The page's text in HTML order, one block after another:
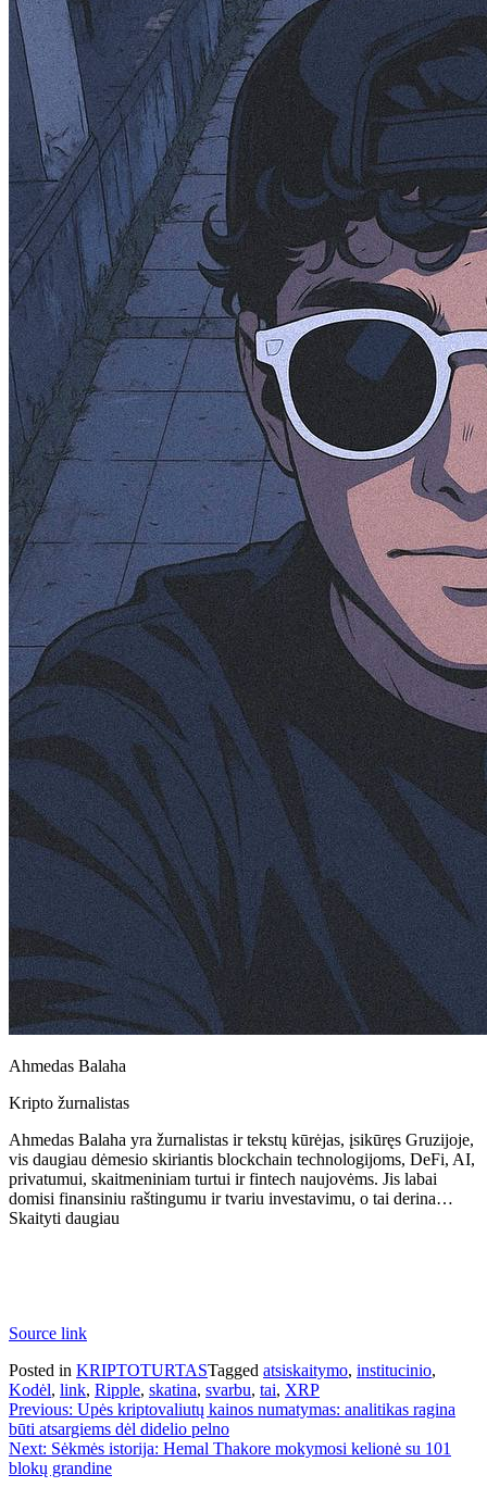
Ahmedas Balaha
Kripto žurnalistas
Ahmedas Balaha yra žurnalistas ir tekstų kūrėjas, įsikūręs Gruzijoje,
vis daugiau dėmesio skiriantis blockchain technologijoms, DeFi, AI,
privatumui, skaitmeniniam turtui ir fintech naujovėms. Jis labai
domisi finansiniu raštingumu ir tvariu investavimu, o tai derina…
Skaityti daugiau
Source link
Posted in KRIPTOTURTASTagged atsiskaitymo, institucinio,
Kodėl, link, Ripple, skatina, svarbu, tai, XRP
Navigacija
tarp
įrašų
Previous: Upės kriptovaliutų kainos numatymas: analitikas ragina
būti atsargiems dėl didelio pelno
Next: Sėkmės istorija: Hemal Thakore mokymosi kelionė su 101
blokų grandine